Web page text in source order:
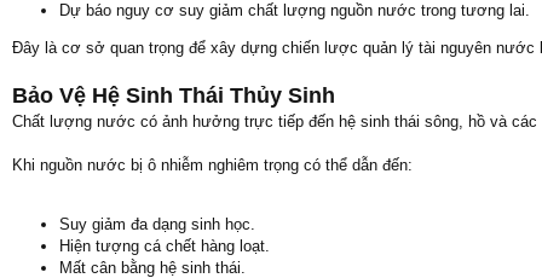
Dự báo nguy cơ suy giảm chất lượng nguồn nước trong tương lai.
Đây là cơ sở quan trọng để xây dựng chiến lược quản lý tài nguyên nước
Bảo Vệ Hệ Sinh Thái Thủy Sinh
Chất lượng nước có ảnh hưởng trực tiếp đến hệ sinh thái sông, hồ và các
Khi nguồn nước bị ô nhiễm nghiêm trọng có thể dẫn đến:
Suy giảm đa dạng sinh học.
Hiện tượng cá chết hàng loạt.
Mất cân bằng hệ sinh thái.